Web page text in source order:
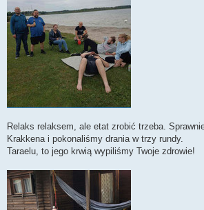
Relaks relaksem, ale etat zrobić trzeba.
Krakkena i pokonaliśmy drania w trzy rundy.
Taraelu, to jego krwią wypiliśmy Twoje zdrowie!